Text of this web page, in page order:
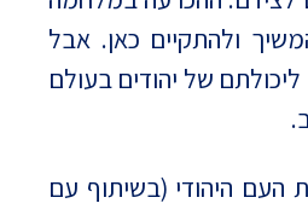
ולהתקיים כאן. אבל
של יהודים בעולם
העם היהודי (בשיתוף עם